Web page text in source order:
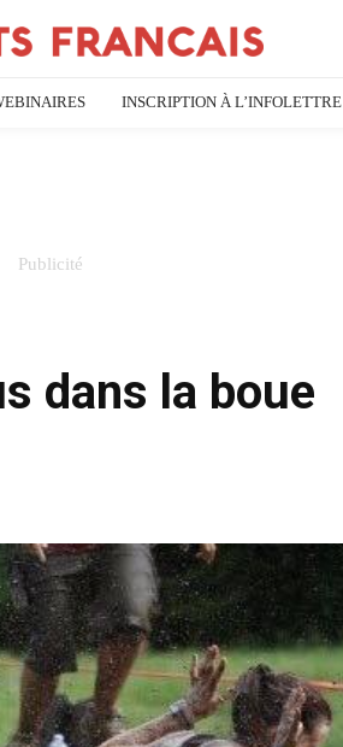
INSCRIPTION À L’INFOLETTRE
dans la boue